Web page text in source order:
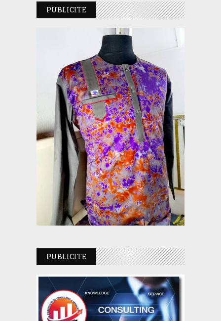
PUBLICITE
PUBLICITE